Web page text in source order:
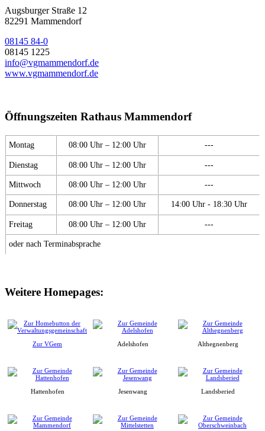
Augsburger Straße 12
82291 Mammendorf
08145 84-0
08145 1225
info@vgmammendorf.de
www.vgmammendorf.de
Öffnungszeiten Rathaus Mammendorf
Montag 08:00 Uhr – 12:00 Uhr ---
Dienstag 08:00 Uhr – 12:00 Uhr ---
Mittwoch 08:00 Uhr – 12:00 Uhr ---
Donnerstag 08:00 Uhr – 12:00 Uhr 14:00 Uhr - 18:30 Uhr
Freitag 08:00 Uhr – 12:00 Uhr ---
oder nach Terminabsprache
Weitere Homepages:
Zur VGem Adelshofen Althegnenberg
Hattenhofen Jesenwang Landsberied